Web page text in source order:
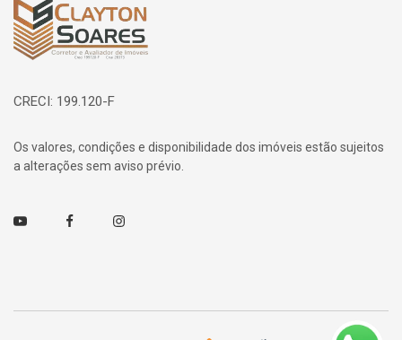
CRECI: 199.120-F
Os valores, condições e disponibilidade dos imóveis estão sujeitos
a alterações sem aviso prévio.
Youtube FacebookInstagram